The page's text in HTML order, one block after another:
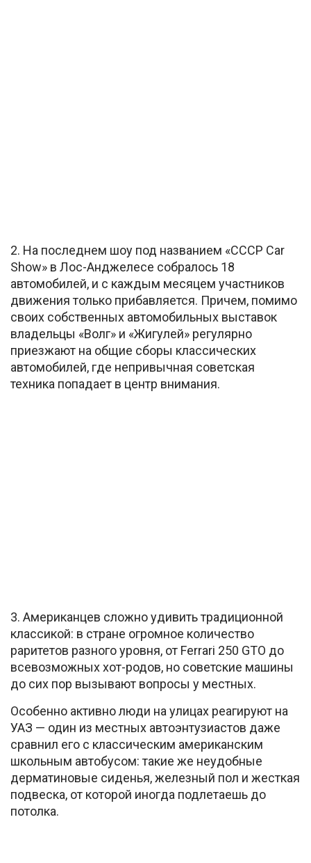
2. На последнем шоу под названием «CCCP Car
Show» в Лос-Анджелесе собралось 18
автомобилей, и с каждым месяцем участников
движения только прибавляется. Причем, помимо
своих собственных автомобильных выставок
владельцы «Волг» и «Жигулей» регулярно
приезжают на общие сборы классических
автомобилей, где непривычная советская
техника попадает в центр внимания.
3. Американцев сложно удивить традиционной
классикой: в стране огромное количество
раритетов разного уровня, от Ferrari 250 GTO до
всевозможных хот-родов, но советские машины
до сих пор вызывают вопросы у местных.
Особенно активно люди на улицах реагируют на
УАЗ — один из местных автоэнтузиастов даже
сравнил его с классическим американским
школьным автобусом: такие же неудобные
дерматиновые сиденья, железный пол и жесткая
подвеска, от которой иногда подлетаешь до
потолка.